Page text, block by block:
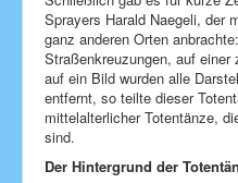
Sprayers Harald Naegeli, der
ganz anderen Orten
Straßenkreuzungen, auf einer
auf ein Bild wurden alle
entfernt, so teilte dieser
mittelalterlicher Totentänze,
sind.
Der Hintergrund der